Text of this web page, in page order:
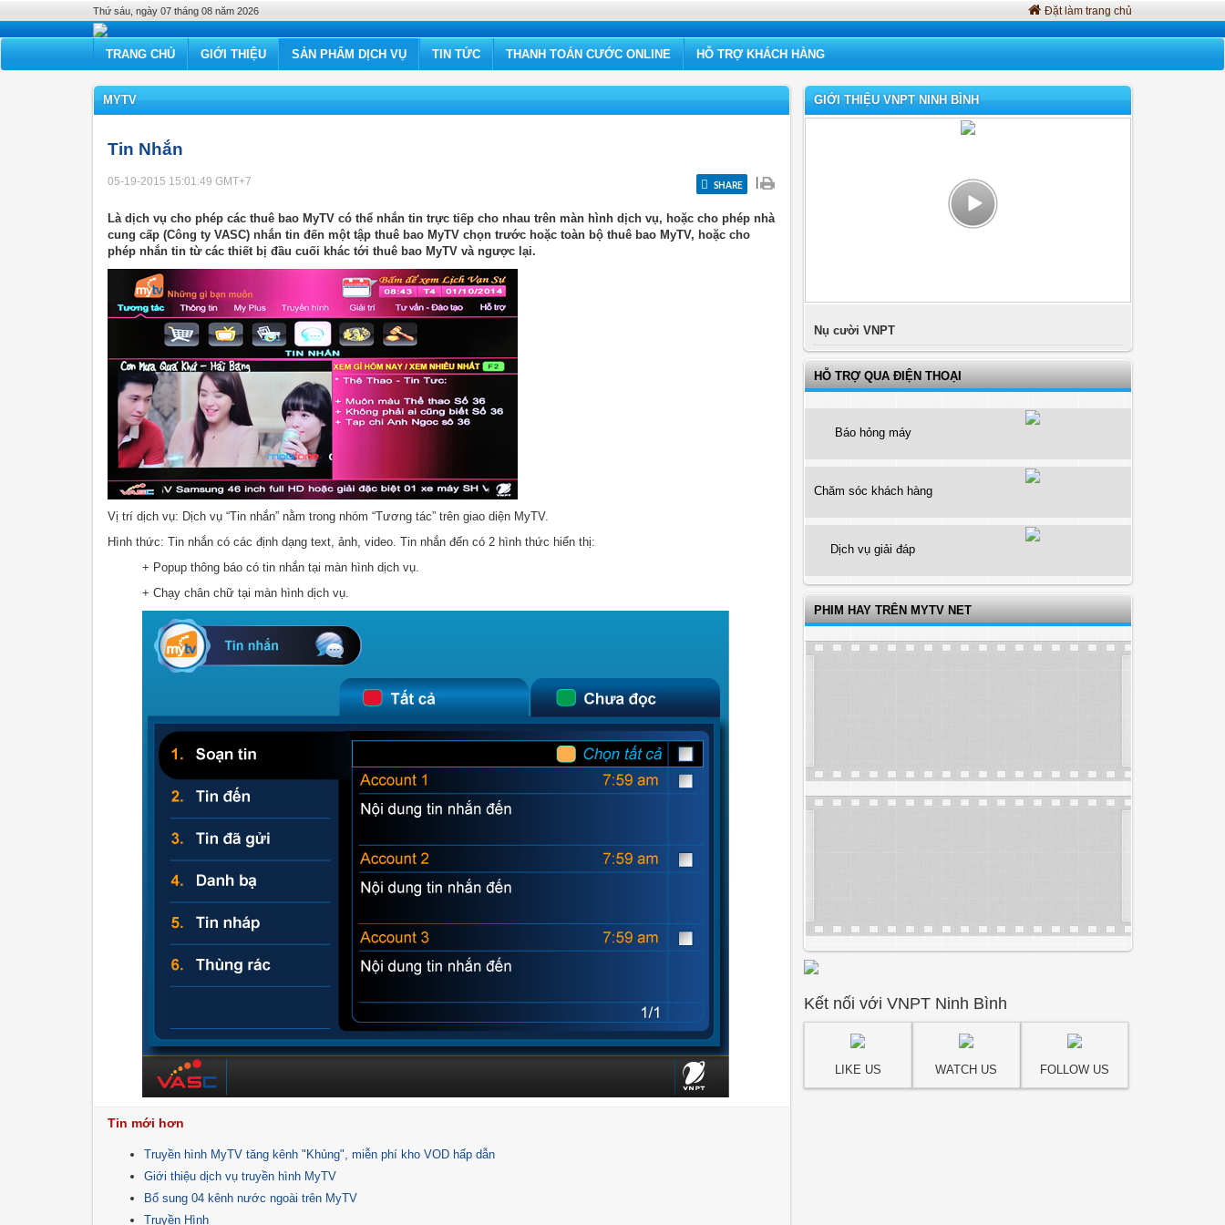
Thứ sáu, ngày 07 tháng 08 năm 2026 Đặt làm trang chủ
TRANG CHỦ GIỚI THIỆU SẢN PHẨM DỊCH VỤ TIN TỨC THANH TOÁN CƯỚC ONLINE HỖ TRỢ KHÁCH HÀNG
MYTV
Tin Nhắn
05-19-2015 15:01:49 GMT+7 SHARE
Là dịch vụ cho phép các thuê bao MyTV có thể nhắn tin trực tiếp cho nhau trên màn hình dịch vụ, hoặc cho phép nhà
cung cấp (Công ty VASC) nhắn tin đến một tập thuê bao MyTV chọn trước hoặc toàn bộ thuê bao MyTV, hoặc cho
phép nhắn tin từ các thiết bị đầu cuối khác tới thuê bao MyTV và ngược lại.
Vị trí dịch vụ: Dịch vụ “Tin nhắn” nằm trong nhóm “Tương tác” trên giao diện MyTV.
Hình thức: Tin nhắn có các định dạng text, ảnh, video. Tin nhắn đến có 2 hình thức hiển thị:
+ Popup thông báo có tin nhắn tại màn hình dịch vụ.
+ Chạy chân chữ tại màn hình dịch vụ.
Tin mới hơn
Truyền hình MyTV tăng kênh "Khủng", miễn phí kho VOD hấp dẫn
Giới thiệu dịch vụ truyền hình MyTV
Bổ sung 04 kênh nước ngoài trên MyTV
Truyền Hình
GIỚI THIỆU VNPT NINH BÌNH
Nụ cười VNPT
HỖ TRỢ QUA ĐIỆN THOẠI
Báo hỏng máy
Chăm sóc khách hàng
Dịch vụ giải đáp
PHIM HAY TRÊN MYTV NET
Kết nối với VNPT Ninh Bình
LIKE US WATCH US FOLLOW US